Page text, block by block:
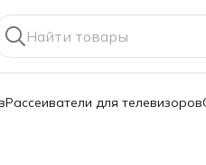
Рассеиватели для телевизоров